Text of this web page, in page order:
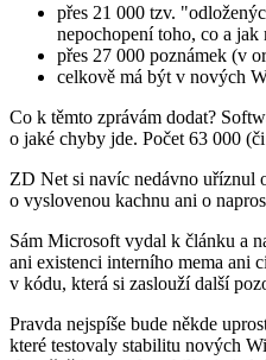
přes 21 000 tzv.
nepochopení toho, co a jak
přes 27 000 poznámek (v
celkově má být v nových
Co k těmto zprávám dodat?
o jaké chyby jde. Počet 63 000
ZD Net si navíc nedávno uříznul
o vyslovenou kachnu ani o
Sám Microsoft vydal k článku a
ani existenci interního mema ani
v kódu, která si zaslouží další
Pravda nejspíše bude někde
které testovaly stabilitu nových